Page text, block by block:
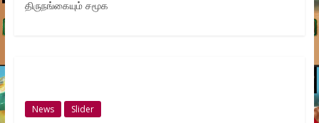
திருநங்கையும் சமூக
News Slider